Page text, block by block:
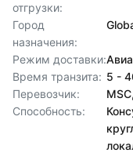
отгрузки:
Город
назначения:
Режим доставки:
Время транзита: 5 -
Перевозчик:
Способность: